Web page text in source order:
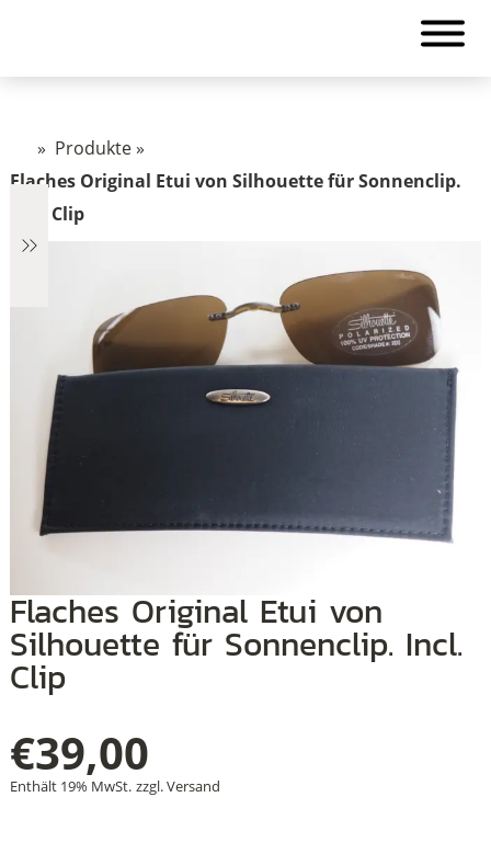
» Produkte»
Flaches Original Etui von Silhouette für Sonnenclip.
Incl. Clip
Flaches Original Etui von
Silhouette für Sonnenclip. Incl.
Clip
€39,00
Enthält 19% MwSt. zzgl.Versand
+
+